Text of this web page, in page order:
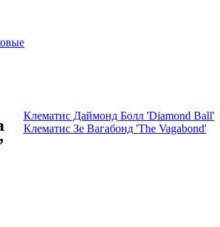
Клематис Даймонд Болл 'Diamond Ball'
Клематис Зе Вагабонд 'The Vagabond'